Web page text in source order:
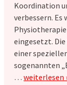
Koordination
verbessern. Es
eingesetzt.
einer
sogenannten
… weiterlesen ›